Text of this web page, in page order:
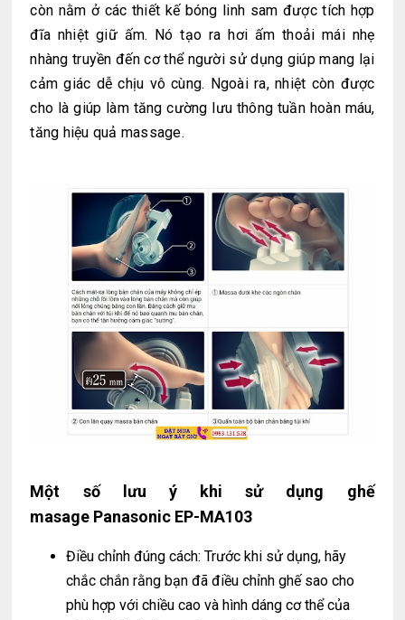
còn nằm ở các thiết kế bóng linh sam được tích hợp
đĩa nhiệt giữ ấm. Nó tạo ra hơi ấm thoải mái nhẹ
nhàng truyền đến cơ thể người sử dụng giúp mang lại
cảm giác dễ chịu vô cùng. Ngoài ra, nhiệt còn được
cho là giúp làm tăng cường lưu thông tuần hoàn máu,
tăng hiệu quả massage.
Một số lưu ý khi sử dụng ghế
masage Panasonic EP-MA103
Điều chỉnh đúng cách: Trước khi sử dụng, hãy
chắc chắn rằng bạn đã điều chỉnh ghế sao cho
phù hợp với chiều cao và hình dáng cơ thể của